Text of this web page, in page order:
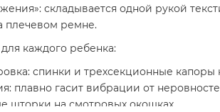
складывается одной рукой
плечевом ремне.
каждого ребенка:
спинки и трехсекционные
плавно гасит вибрации от
шторки на смотровых окошках.